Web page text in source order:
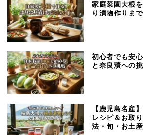
家庭菜園大根
り漬物作りま
初心者でも安
と奈良漬への
【鹿児島名産
レシピ＆お取
法・旬・お土